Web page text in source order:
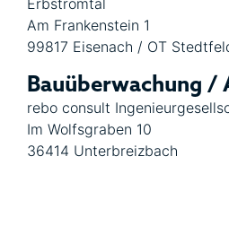
Erbstromtal
Am Frankenstein 1
99817 Eisenach / OT
Bauüberwachung /
rebo consult
Im Wolfsgraben 10
36414 Unterbreizbach